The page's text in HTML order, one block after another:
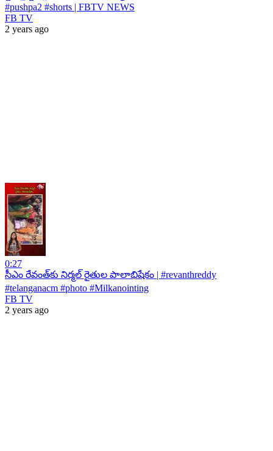
#pushpa2 #shorts | FBTV NEWS
FB TV
2 years ago
0:27
సీఎం రేవంత్‌కు నిర్మల్ రైతుల పాలాభిషేకం | #revanthreddy
#telanganacm #photo #Milkanointing
FB TV
2 years ago